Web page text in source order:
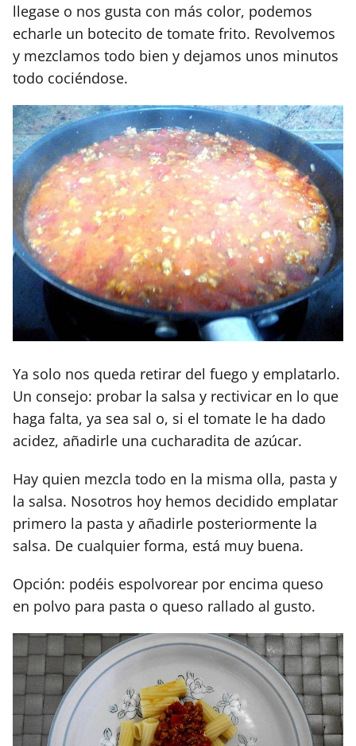
llegase o nos gusta con más color, podemos
echarle un botecito de tomate frito. Revolvemos
y mezclamos todo bien y dejamos unos minutos
todo cociéndose.
Ya solo nos queda retirar del fuego y emplatarlo.
Un consejo: probar la salsa y rectivicar en lo que
haga falta, ya sea sal o, si el tomate le ha dado
acidez, añadirle una cucharadita de azúcar.
Hay quien mezcla todo en la misma olla, pasta y
la salsa. Nosotros hoy hemos decidido emplatar
primero la pasta y añadirle posteriormente la
salsa. De cualquier forma, está muy buena.
Opción: podéis espolvorear por encima queso
en polvo para pasta o queso rallado al gusto.